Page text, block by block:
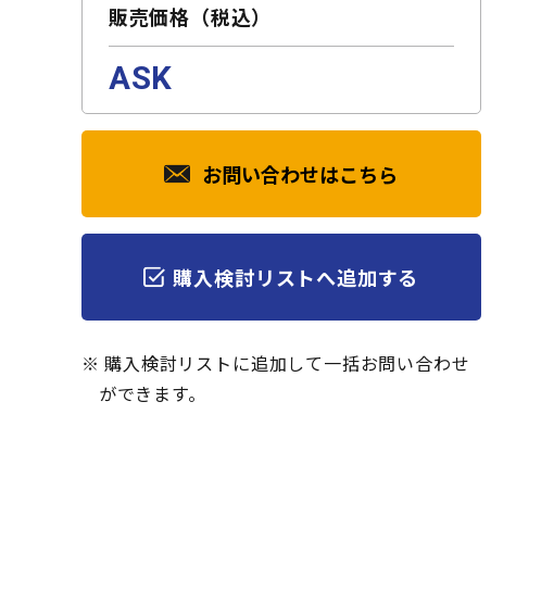
販売価格（税込）
ASK
お問い合わせはこちら
購入検討リストへ追加する
※ 購入検討リストに追加して一括お問い合わせ
ができます。